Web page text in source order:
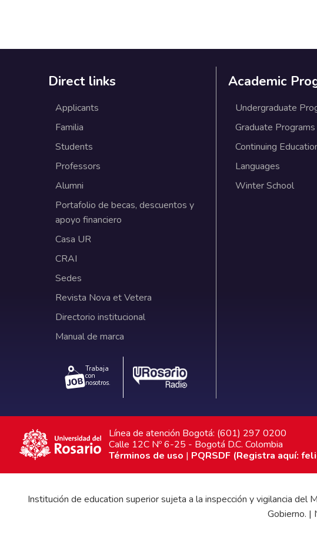
Direct links
Applicants
Familia
Students
Professors
Alumni
Portafolio de becas, descuentos y
apoyo financiero
Casa UR
CRAI
Sedes
Revista Nova et Vetera
Directorio institucional
Manual de marca
Trabaja
con
nosotros.
Academic
Undergraduate
Graduate Programs
Continuing
Languages
Winter School
Línea de atención Bogotá: (601) 297 0200
Calle 12C Nº 6-25 - Bogotá D.C. Colombia
Términos de uso | PQRSDF (Registra aquí:
Institución de education superior sujeta a la inspección y vigilancia
Gobierno. |